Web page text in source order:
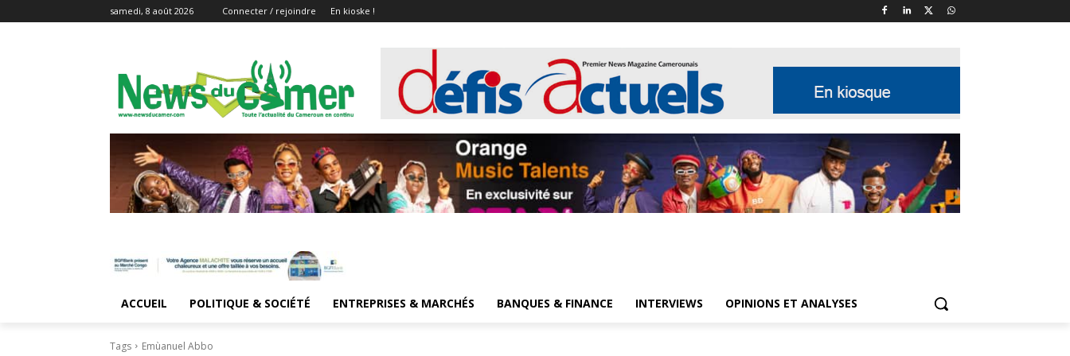
samedi, 8 août 2026 Connecter / rejoindre En kioske !
ACCUEIL POLITIQUE & SOCIÉTÉ ENTREPRISES & MARCHÉS BANQUES & FINANCE INTERVIEWS OPINIONS ET ANALYSES
Tags Emùanuel Abbo